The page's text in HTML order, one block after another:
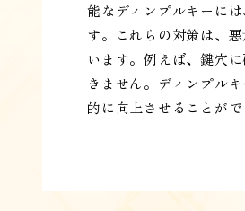
能なディンプルキーに
す。これらの対策は、
います。例えば、鍵穴
きません。ディンプル
的に向上させることがで